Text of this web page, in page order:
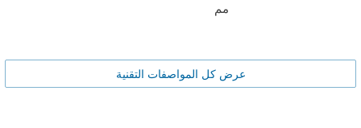
مم
عرض كل المواصفات التقنية